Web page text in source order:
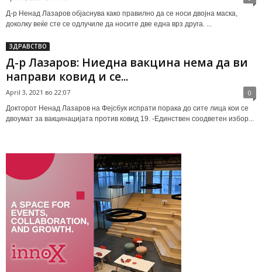
Д-р Ненад Лазаров објаснува како правилно да се носи двојна маска,
доколку веќе сте се одлучиле да носите две една врз друга. ...
ЗДРАВСТВО
Д-р Лазаров: Ниедна вакцина нема да ви
направи ковид и се...
April 3, 2021 во 22:07 0
Докторот Ненад Лазаров на Фејсбук испрати порака до сите лица кои се
двоумат за вакцинацијата против ковид 19. -Единствен соодветен избор...